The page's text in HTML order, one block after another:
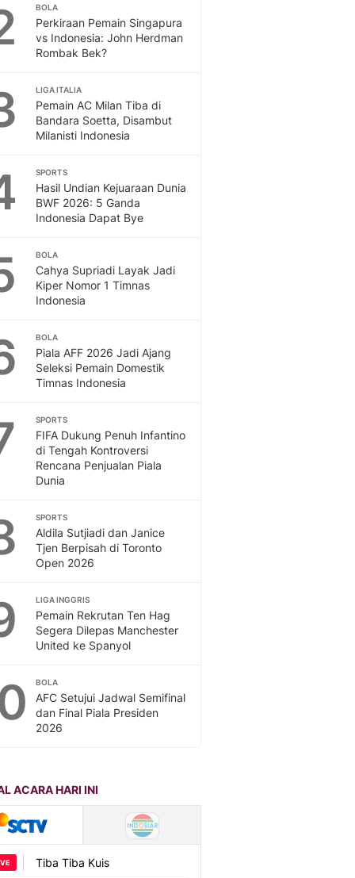
BOLA
Perkiraan Pemain Singapura
vs Indonesia: John Herdman
Rombak Bek?
LIGA ITALIA
Pemain AC Milan Tiba di
Bandara Soetta, Disambut
Milanisti Indonesia
SPORTS
Hasil Undian Kejuaraan Dunia
BWF 2026: 5 Ganda
Indonesia Dapat Bye
BOLA
Cahya Supriadi Layak Jadi
Kiper Nomor 1 Timnas
Indonesia
BOLA
Piala AFF 2026 Jadi Ajang
Seleksi Pemain Domestik
Timnas Indonesia
SPORTS
FIFA Dukung Penuh Infantino
di Tengah Kontroversi
Rencana Penjualan Piala
Dunia
SPORTS
Aldila Sutjiadi dan Janice
Tjen Berpisah di Toronto
Open 2026
LIGA INGGRIS
Pemain Rekrutan Ten Hag
Segera Dilepas Manchester
United ke Spanyol
BOLA
AFC Setujui Jadwal Semifinal
dan Final Piala Presiden
2026